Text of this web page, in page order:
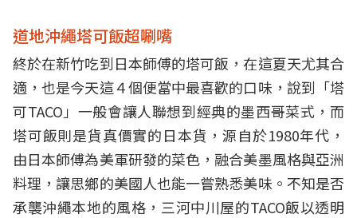
道地沖繩塔可飯超唰嘴
終於在新竹吃到日本師傅的塔可飯，在這夏天尤其合
適，也是今天這４個便當中最喜歡的口味，說到「塔
可TACO」一般會讓人聯想到經典的墨西哥菜式，而
塔可飯則是貨真價實的日本貨，源自於1980年代，
由日本師傅為美軍研發的菜色，融合美墨風格與亞洲
料理，讓思鄉的美國人也能一嘗熟悉美味。不知是否
承襲沖繩本地的風格，三河中川屋的TACO飯以透明